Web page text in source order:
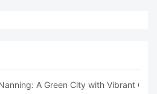
A Green City with Vibrant